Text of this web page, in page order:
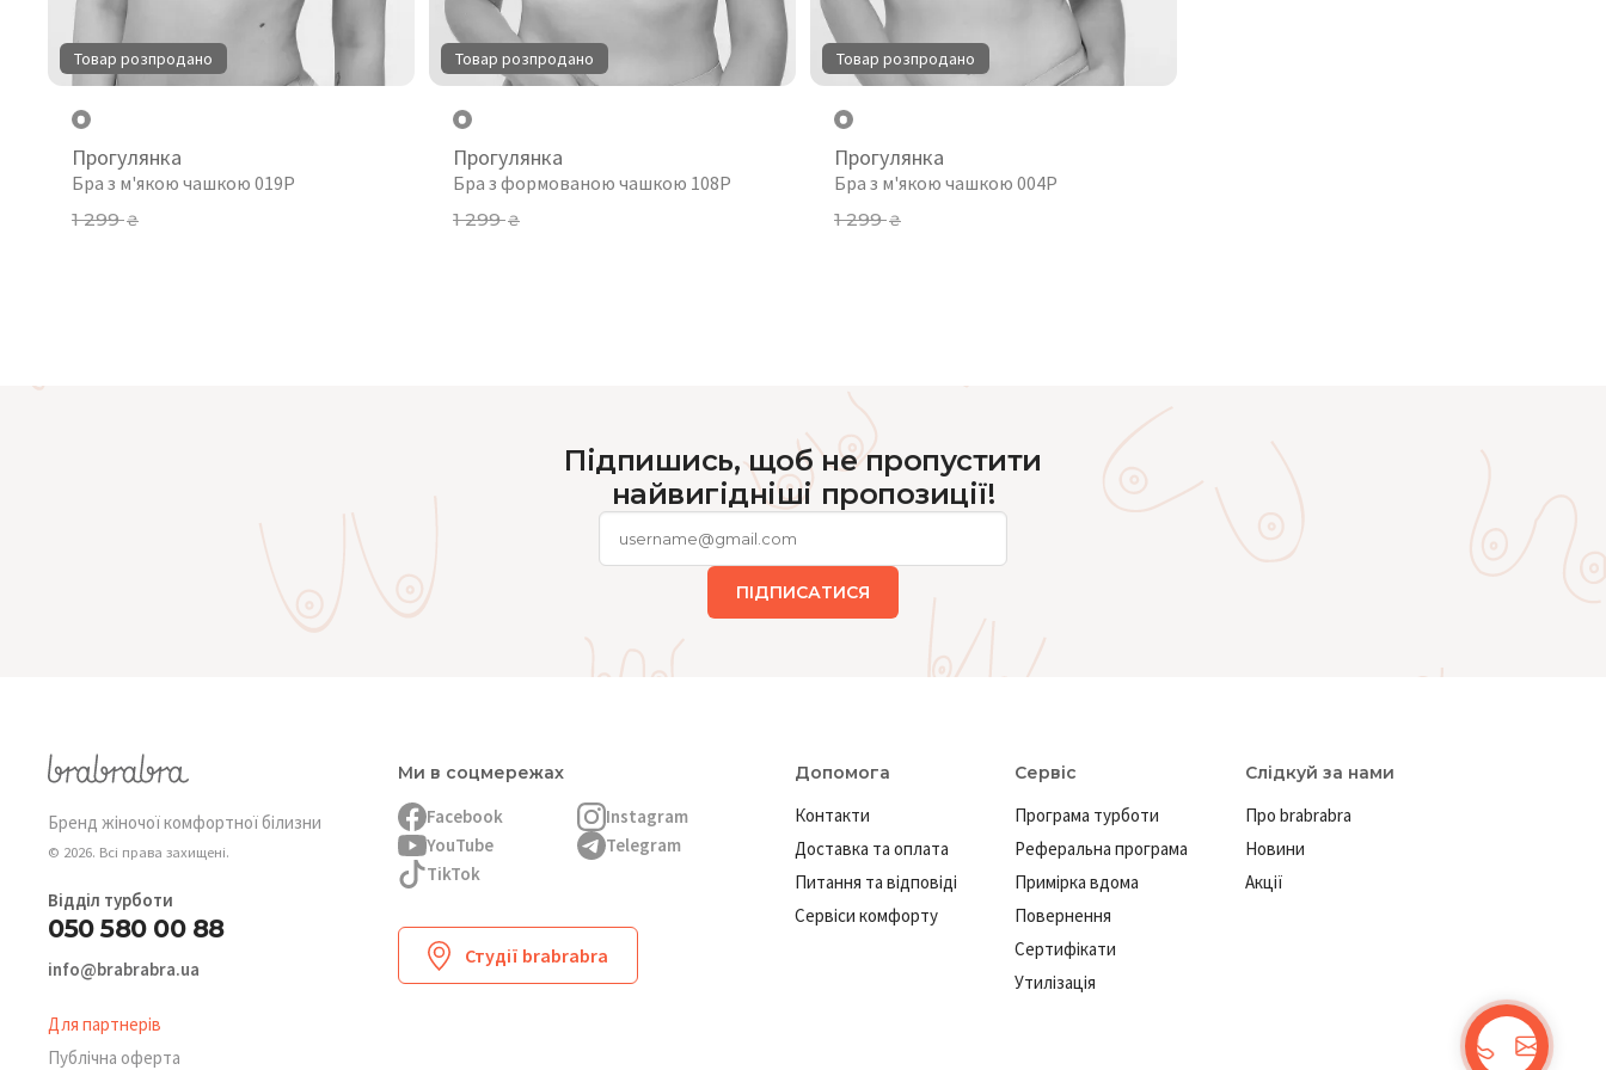
Товар розпродано
Прогулянка
Бра з м'якою чашкою 019P
1 299₴
Товар розпродано
Прогулянка
Бра з формованою чашкою 108P
1 299₴
Товар розпродано
Прогулянка
Бра з м'якою чашкою 004P
1 299₴
Підпишись, щоб не пропустити
найвигідніші пропозиції!
ПІДПИСАТИСЯ
Бренд жіночої комфортної білизни
© 2026. Всі права захищені.
Відділ турботи
050 580 00 88
info@brabrabra.ua
Для партнерів
Публічна оферта
Ми в соцмережах
Facebook
Instagram
YouTube
Telegram
TikTok
Студії brabrabra
Допомога
Контакти
Доставка та оплата
Питання та відповіді
Сервіси комфорту
Сервіс
Програма турботи
Реферальна програма
Примірка вдома
Повернення
Сертифікати
Утилізація
Слідкуй за нами
Про brabrabra
Новини
Акції